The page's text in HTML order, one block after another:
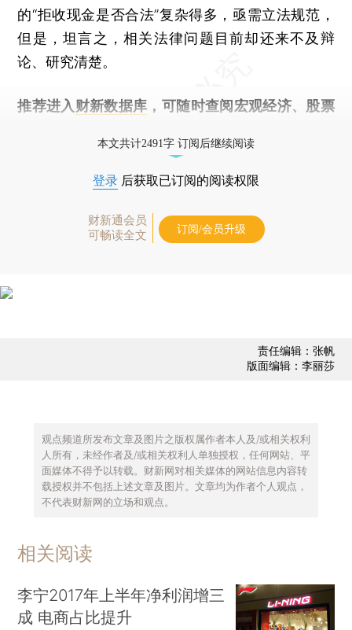
的“拒收现金是否合法”复杂得多，亟需立法规范，
但是，坦言之，相关法律问题目前却还来不及辩
论、研究清楚。
推荐进入 财新数据库 ，可随时查阅宏观经济、股票
本文共计2491字 订阅后继续阅读
登录 后获取已订阅的阅读权限
财新通会员
可畅读全文
订阅/会员升级
责任编辑：张帆
版面编辑：李丽莎
观点频道所发布文章及图片之版权属作者本人及/或相关权利
人所有，未经作者及/或相关权利人单独授权，任何网站、平
面媒体不得予以转载。财新网对相关媒体的网站信息内容转
载授权并不包括上述文章及图片。文章均为作者个人观点，
不代表财新网的立场和观点。
相关阅读
李宁2017年上半年净利润增三
成 电商占比提升